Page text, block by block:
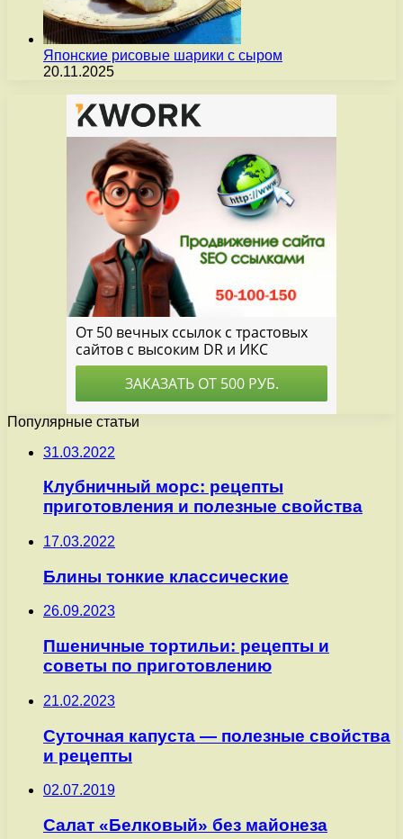
Японские рисовые шарики с сыром
20.11.2025
Популярные статьи
31.03.2022
Клубничный морс: рецепты
приготовления и полезные свойства
17.03.2022
Блины тонкие классические
26.09.2023
Пшеничные тортильи: рецепты и
советы по приготовлению
21.02.2023
Суточная капуста — полезные свойства
и рецепты
02.07.2019
Салат «Белковый» без майонеза